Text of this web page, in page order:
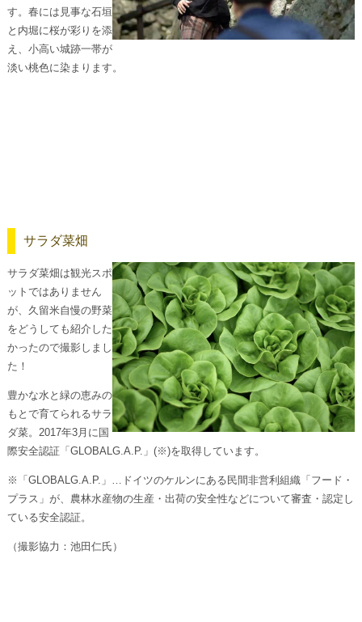
す。春には見事な石垣
と内堀に桜が彩りを添
え、小高い城跡一帯が
淡い桃色に染まります。
サラダ菜畑
サラダ菜畑は観光スポ
ットではありません
が、久留米自慢の野菜
をどうしても紹介した
かったので撮影しまし
た！
豊かな水と緑の恵みの
もとで育てられるサラ
ダ菜。2017年3月に国
際安全認証「GLOBALG.A.P.」(※)を取得しています。
※「GLOBALG.A.P.」…ドイツのケルンにある民間非営利組織「フード・
プラス」が、農林水産物の生産・出荷の安全性などについて審査・認定し
ている安全認証。
（撮影協力：池田仁氏）